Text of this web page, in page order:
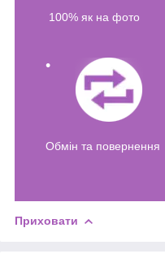
100% як на фото
Обмін та повернення
Приховати